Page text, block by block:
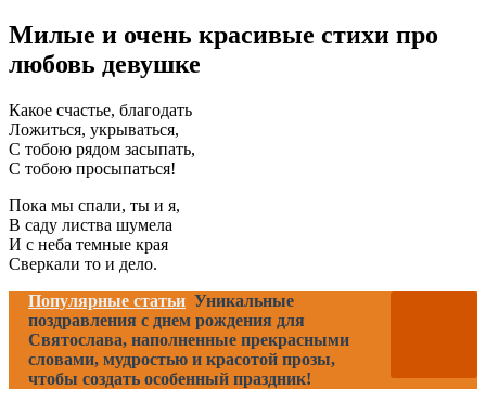
Милые и очень красивые стихи про
любовь девушке
Какое счастье, благодать
Ложиться, укрываться,
С тобою рядом засыпать,
С тобою просыпаться!
Пока мы спали, ты и я,
В саду листва шумела
И с неба темные края
Сверкали то и дело.
Популярные статьи Уникальные
поздравления с днем рождения для
Святослава, наполненные прекрасными
словами, мудростью и красотой прозы,
чтобы создать особенный праздник!